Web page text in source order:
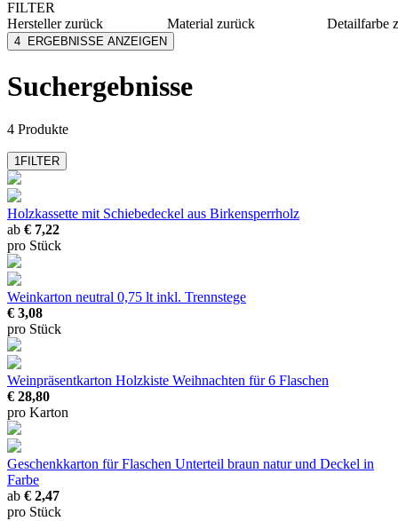
FILTER
Herstellerzurück
MESSERLE
Material zurück
Detailfarbe
4 ERGEBNISSE ANZEIGEN
Suchergebnisse
4 Produkte
1FILTER
Holzkassette mit Schiebedeckel aus Birkensperrholz
ab € 7,22
pro Stück
Weinkarton neutral 0,75 lt inkl. Trennstege
€ 3,08
pro Stück
Weinpräsentkarton Holzkiste Weihnachten für 6 Flaschen
€ 28,80
pro Karton
Geschenkkarton für Flaschen Unterteil braun natur und Deckel in
Farbe
ab € 2,47
pro Stück